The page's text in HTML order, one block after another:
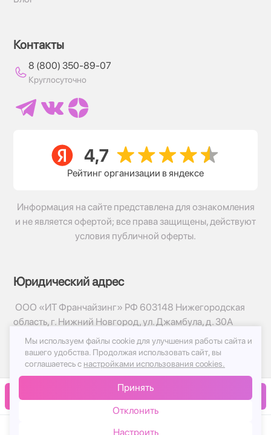
В корзину
Контакты
8 (800) 350-89-07
Круглосуточно
Рейтинг организации в яндексе
Информация на сайте представлена для ознакомления
и не является офертой; все права защищены, действуют
условия публичной оферты.
Юридический адрес
ООО «ИТ Франчайзинг» РФ 603148 Нижегородская
область, г. Нижний Новгород, ул. Джамбула, д. 30А
© 2017-2026г, База Цветов 24.ру
Политика конфиденциальности
Публичная оферта
Мы используем файлы cookie для улучшения работы сайта и
вашего удобства. Продолжая использовать сайт, вы
соглашаетесь с настройками использования cookies.
Принять
Отклонить
Настроить